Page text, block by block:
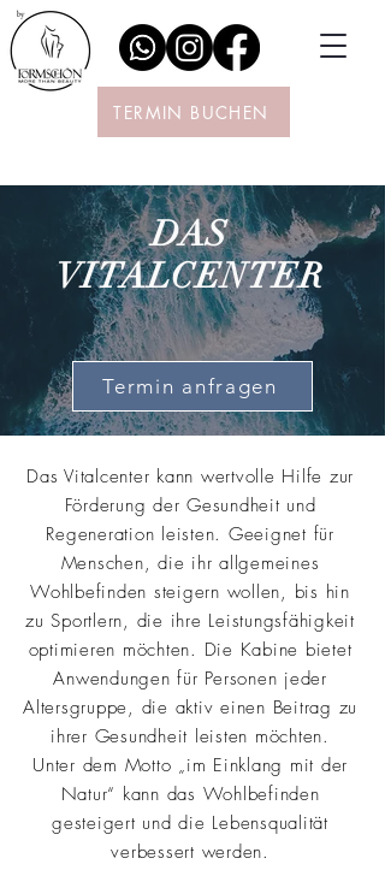
TERMIN BUCHEN
DAS
VITALCENTER
Termin anfragen
Das Vitalcenter kann wertvolle Hilfe zur
Förderung der Gesundheit und
Regeneration leisten. Geeignet für
Menschen, die ihr allgemeines
Wohlbefinden steigern wollen, bis hin
zu Sportlern, die ihre Leistungsfähigkeit
optimieren möchten. Die Kabine bietet
Anwendungen für Personen jeder
Altersgruppe, die aktiv einen Beitrag zu
ihrer Gesundheit leisten möchten.
Unter dem Motto „im Einklang mit der
Natur“ kann das Wohlbefinden
gesteigert und die Lebensqualität
verbessert werden.